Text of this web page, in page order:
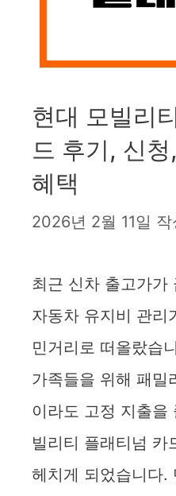
현대 모빌리
드 후기, 신
혜택
2026년 2월 11일 작
최근 신차 출고가가
자동차 유지비 관리
민거리로 떠올랐습
가족들을 위해 패밀
이라도 고정 지출을
빌리티 플래티넘 카
헤치게 되었습니다.